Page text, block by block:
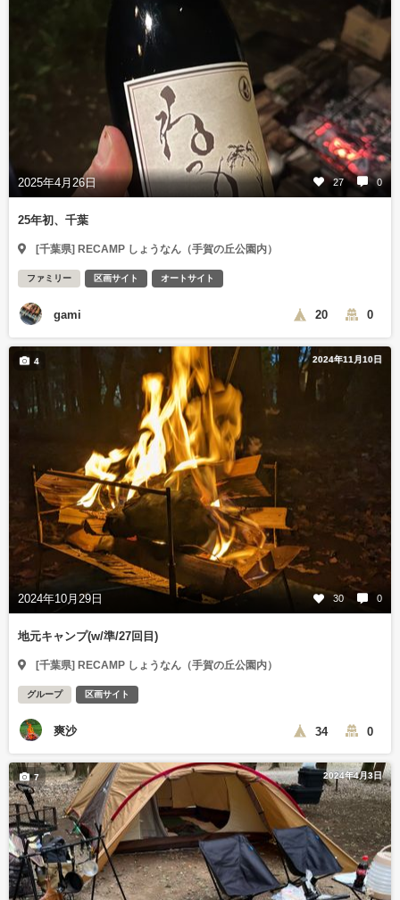
2025年4月26日 27 0
25年初、千葉
[千葉県] RECAMP しょうなん（手賀の丘公園内）
ファミリー 区画サイト オートサイト
gami 20 0
2024年11月10日
2024年10月29日 30 0
4
地元キャンプ(w/準/27回目)
[千葉県] RECAMP しょうなん（手賀の丘公園内）
グループ 区画サイト
爽沙 34 0
2024年4月3日
7